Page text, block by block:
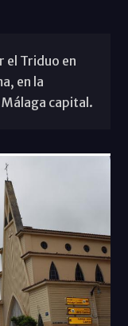
el Triduo en
en la
capital.